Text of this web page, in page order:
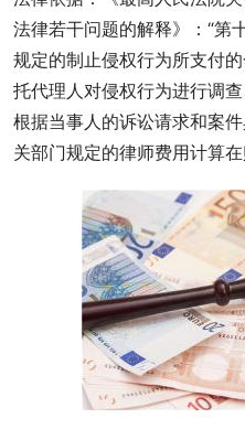
法律若干问题的解释》：“第
规定的制止侵权行为所支付
托代理人对侵权行为进行调
根据当事人的诉讼请求和案
关部门规定的律师费用计算